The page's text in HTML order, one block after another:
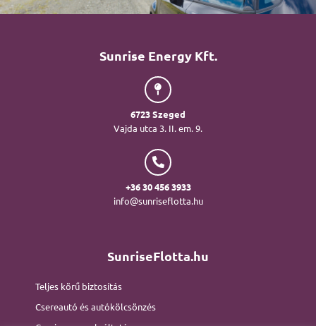
Sunrise Energy Kft.
6723 Szeged
Vajda utca 3. II. em. 9.
+36 30 456 3933
info@sunriseflotta.hu
SunriseFlotta.hu
Teljes körű biztosítás
Csereautó és autókölcsönzés